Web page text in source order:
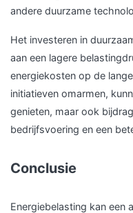
andere duurzame
Het investeren in
aan een lagere
energiekosten op de
initiatieven omarmen,
genieten, maar ook
bedrijfsvoering en een
Conclusie
Energiebelasting kan een